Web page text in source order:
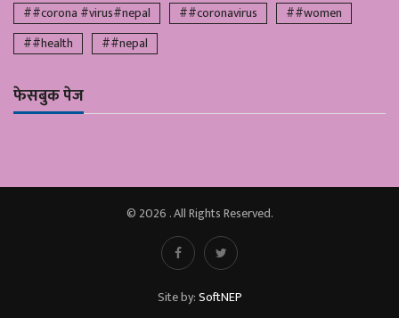
##corona #virus#nepal ##coronavirus
##women
##health
##nepal
फेसबुक पेज
© 2026 . All Rights Reserved.
Site by:SoftNEP